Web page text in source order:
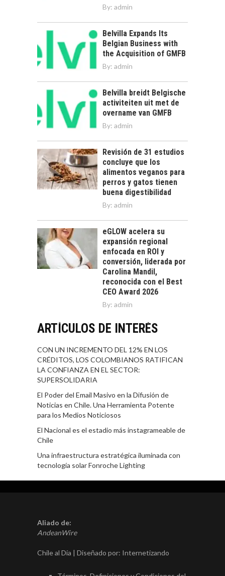
By: admin
Belvilla Expands Its
Belgian Business with
the Acquisition of GMFB
By: admin
Belvilla breidt Belgische
activiteiten uit met de
overname van GMFB
By: admin
Revisión de 31 estudios
concluye que los
alimentos veganos para
perros y gatos tienen
buena digestibilidad
By: admin
eGLOW acelera su
expansión regional
enfocada en ROI y
conversión, liderada por
Carolina Mandil,
reconocida con el Best
CEO Award 2026
By: admin
ARTÍCULOS DE INTERÉS
CON UN INCREMENTO DEL 12% EN LOS
CRÉDITOS, LOS COLOMBIANOS RATIFICAN
LA CONFIANZA EN EL SECTOR:
SUPERSOLIDARIA
El Poder del Email Masivo en la Difusión de
Noticias en Chile. Una Herramienta Potente
para los Medios Noticiosos
El Nacional es el estadio más instagrameable de
Chile
Una infraestructura estratégica iluminada con
tecnología solar Fonroche Lighting
Aliado de:
AndeanWire
Chile al Día | Diseñado por: Internetizando